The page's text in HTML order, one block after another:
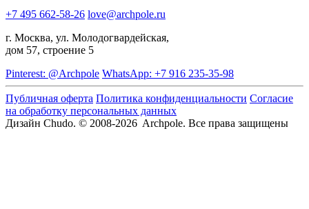
+7 495 662-58-26 love@archpole.ru
г. Москва, ул. Молодогвардейская,
дом 57, строение 5
Pinterest: @Archpole WhatsApp: +7 916 235-35-98
Публичная оферта Политика конфиденциальности Согласие
на обработку персональных данных
Дизайн Chudo. © 2008-2026 Archpole. Все права защищены